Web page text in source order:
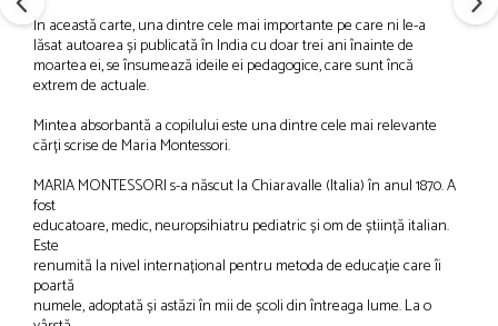
În această carte, una dintre cele mai importante pe care ni le-a
lăsat autoarea și publicată în India cu doar trei ani înainte de
moartea ei, se însumează ideile ei pedagogice, care sunt încă
extrem de actuale.
Mintea absorbantă a copilului este una dintre cele mai relevante
cărți scrise de Maria Montessori.
MARIA MONTESSORI s-a născut la Chiaravalle (Italia) în anul 1870. A
fost
educatoare, medic, neuropsihiatru pediatric și om de știință italian.
Este
renumită la nivel internațional pentru metoda de educație care îi
poartă
numele, adoptată și astăzi în mii de școli din întreaga lume. La o